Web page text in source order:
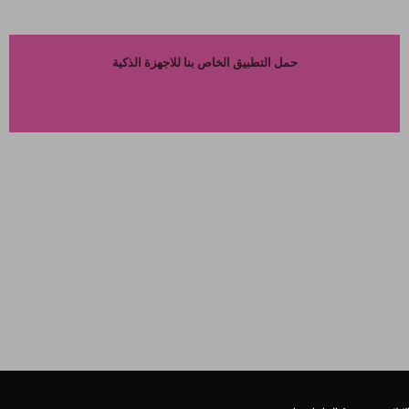
حمل التطبيق الخاص بنا للاجهزة الذكية